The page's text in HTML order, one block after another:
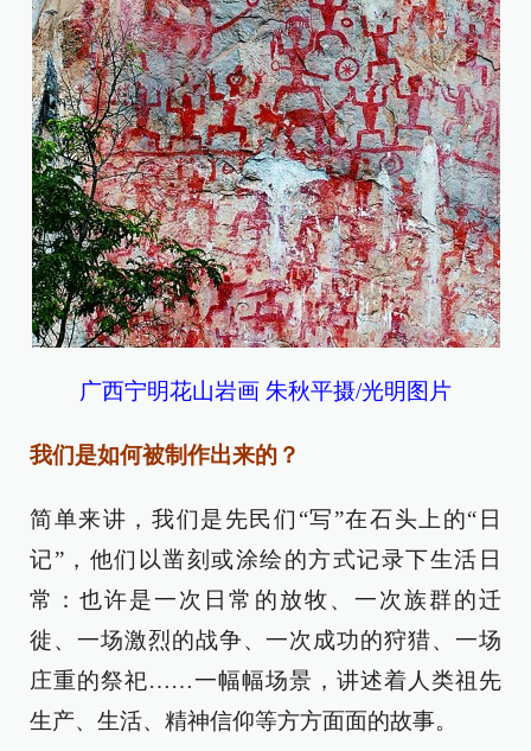
广西宁明花山岩画 朱秋平摄/光明图片
我们是如何被制作出来的？
简单来讲，我们是先民们“写”在石头上的“日
记”，他们以凿刻或涂绘的方式记录下生活日
常：也许是一次日常的放牧、一次族群的迁
徙、一场激烈的战争、一次成功的狩猎、一场
庄重的祭祀……一幅幅场景，讲述着人类祖先
生产、生活、精神信仰等方方面面的故事。